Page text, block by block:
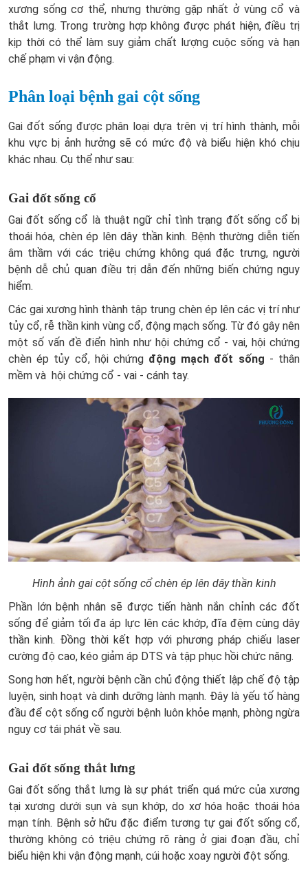
xương sống cơ thể, nhưng thường gặp nhất ở vùng cổ và
thắt lưng. Trong trường hợp không được phát hiện, điều trị
kịp thời có thể làm suy giảm chất lượng cuộc sống và hạn
chế phạm vi vận động.
Phân loại bệnh gai cột sống
Gai đốt sống được phân loại dựa trên vị trí hình thành, mỗi
khu vực bị ảnh hưởng sẽ có mức độ và biểu hiện khó chịu
khác nhau. Cụ thể như sau:
Gai đốt sống cổ
Gai đốt sống cổ là thuật ngữ chỉ tình trạng đốt sống cổ bị
thoái hóa, chèn ép lên dây thần kinh. Bệnh thường diễn tiến
âm thầm với các triệu chứng không quá đặc trưng, người
bệnh dễ chủ quan điều trị dẫn đến những biến chứng nguy
hiểm.
Các gai xương hình thành tập trung chèn ép lên các vị trí như
tủy cổ, rễ thần kinh vùng cổ, động mạch sống. Từ đó gây nên
một số vấn đề điển hình như hội chứng cổ - vai, hội chứng
chèn ép tủy cổ, hội chứng động mạch đốt sống - thân
mềm và hội chứng cổ - vai - cánh tay.
Hình ảnh gai cột sống cổ chèn ép lên dây thần kinh
Phần lớn bệnh nhân sẽ được tiến hành nắn chỉnh các đốt
sống để giảm tối đa áp lực lên các khớp, đĩa đệm cùng dây
thần kinh. Đồng thời kết hợp với phương pháp chiếu laser
cường độ cao, kéo giảm áp DTS và tập phục hồi chức năng.
Song hơn hết, người bệnh cần chủ động thiết lập chế độ tập
luyện, sinh hoạt và dinh dưỡng lành mạnh. Đây là yếu tố hàng
đầu để cột sống cổ người bệnh luôn khỏe mạnh, phòng ngừa
nguy cơ tái phát về sau.
Gai đốt sống thắt lưng
Gai đốt sống thắt lưng là sự phát triển quá mức của xương
tại xương dưới sụn và sụn khớp, do xơ hóa hoặc thoái hóa
mạn tính. Bệnh sở hữu đặc điểm tương tự gai đốt sống cổ,
thường không có triệu chứng rõ ràng ở giai đoạn đầu, chỉ
biểu hiện khi vận động mạnh, cúi hoặc xoay người đột sống.